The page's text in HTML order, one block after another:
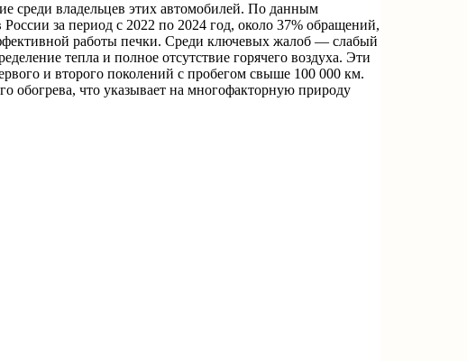
среди владельцев этих автомобилей. По данным
за период с 2022 по 2024 год, около 37% обращений,
работы печки. Среди ключевых жалоб — слабый
тепла и полное отсутствие горячего воздуха. Эти
и второго поколений с пробегом свыше 100 000 км.
обогрева, что указывает на многофакторную природу